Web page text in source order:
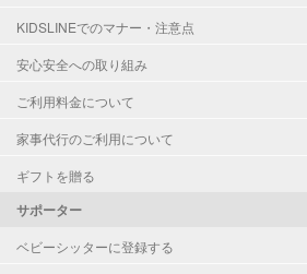
KIDSLINEでのマナー・注意点
安心安全への取り組み
ご利用料金について
家事代行のご利用について
ギフトを贈る
サポーター
ベビーシッターに登録する